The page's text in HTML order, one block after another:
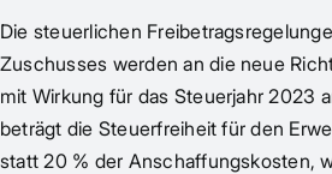
Die steuerlichen
Zuschusses werden an die neue
mit Wirkung für das Steuerjahr 2023
beträgt die Steuerfreiheit für den
statt 20 % der Anschaffungskosten,